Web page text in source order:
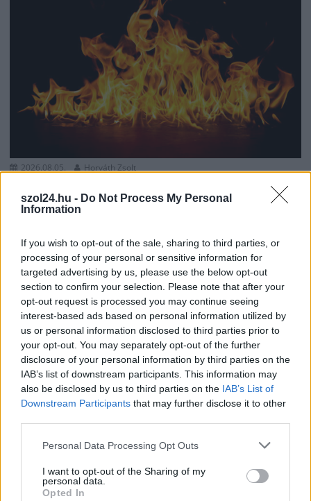
szol24.hu - Do Not Process My Personal
Information
If you wish to opt-out of the sale, sharing to third parties, or
processing of your personal or sensitive information for
targeted advertising by us, please use the below opt-out
section to confirm your selection. Please note that after your
opt-out request is processed you may continue seeing
interest-based ads based on personal information utilized by
us or personal information disclosed to third parties prior to
your opt-out. You may separately opt-out of the further
disclosure of your personal information by third parties on the
IAB’s list of downstream participants. This information may
also be disclosed by us to third parties on the IAB’s List of
Downstream Participants that may further disclose it to other
Please note that this website/app uses one or more Google
not limited to your visit or usage behaviour. You may click to
grant or deny consent to Google and its third-party tags to
Personal Data Processing Opt Outs
I want to opt-out of the Sharing of my
personal data.
Opted In
2026.08.05. Horváth Zsolt
Nem indult nyugodtan a szerda reggel Szolnokon, ugyanis
Kék hírek